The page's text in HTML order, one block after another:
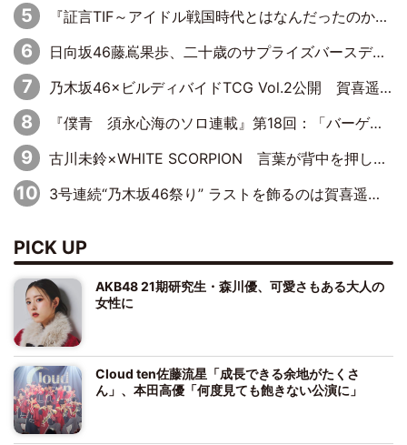
『証言TIF～アイドル戦国時代とはなんだったのか～』第10回：さくら学院・武藤彩未×飯田らうら「正直、中3で辞めるというのを信じてなくて。そう言われてはいたけど、嘘でしょって」
日向坂46藤嶌果歩、二十歳のサプライズバースデーに大喜び「頼られる先輩になれるように努力していきたい」
乃木坂46×ビルディバイドTCG Vol.2公開 賀喜遥香＆田村真佑が『京まふ』ステージに登壇
『僕青 須永心海のソロ連載』第18回：「バーゲンセールハンターみうな inしまむら」編
古川未鈴×WHITE SCORPION 言葉が背中を押した“それぞれの決意”
3号連続“乃木坂46祭り” ラストを飾るのは賀喜遥香…5年ぶりの登場に「5年分大人になった私を見ていただけたら」
PICK UP
AKB48 21期研究生・森川優、可愛さもある大人の
女性に
Cloud ten佐藤流星「成長できる余地がたくさ
ん」、本田高優「何度見ても飽きない公演に」